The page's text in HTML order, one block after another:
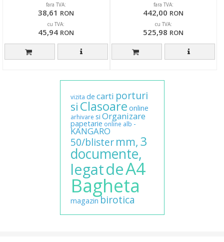
fara TVA:
38,61 RON
cu TVA:
45,94 RON
fara TVA:
442,00 RON
cu TVA:
525,98 RON
vizita de carti porturi
si Clasoare online
arhivare si Organizare
papetarie online alb -
KANGARO
50/blister mm, 3
documente,
legatdeA4
Bagheta
magazinbirotica